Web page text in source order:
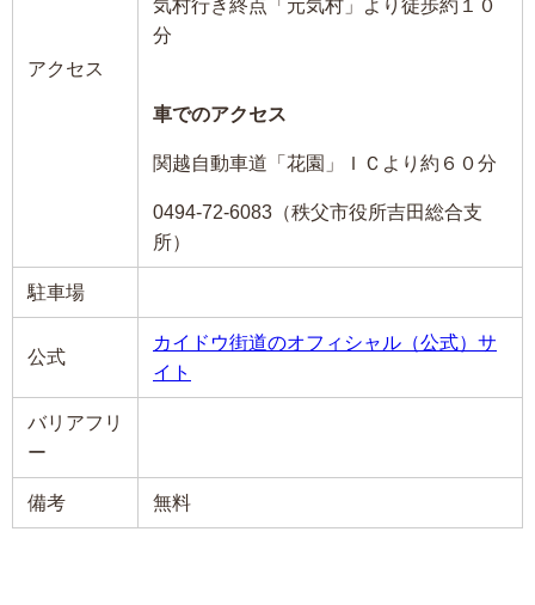
アクセス
気村行き終点「元気村」より徒歩約１０
分
車でのアクセス
関越自動車道「花園」ＩＣより約６０分
0494-72-6083（秩父市役所吉田総合支
所）
駐車場
公式
カイドウ街道のオフィシャル（公式）サ
イト
バリアフリ
ー
備考 無料